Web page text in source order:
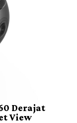
Derajat
View